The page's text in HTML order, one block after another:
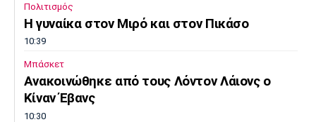
Πολιτισμός
Η γυναίκα στον Μιρό και στον Πικάσο
10:39
Μπάσκετ
Ανακοινώθηκε από τους Λόντον Λάιονς ο
Κίναν Έβανς
10:30